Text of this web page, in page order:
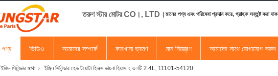
তরুণ স্টার মোটর CO।, LTD। মানের পণ্য এবং পরিষেবা প্রদান করে, গ্রাহক সন্তুষ্ট করা যাক
পণ্য ভিডিও আমাদের সম্পর্কে কারখানা ভ্রমণ মান নিয়ন্ত্রণ আমাদের সাথে যোগাযোগ করুন
ইঞ্জিন সিলিন্ডার মাথা ইঞ্জিন সিলিন্ডার হেড টয়োটা হিলক্স ডায়না হিয়াস ২ এলটি 2.4L; 11101-54120